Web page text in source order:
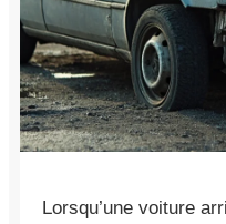
Lorsqu’une voiture